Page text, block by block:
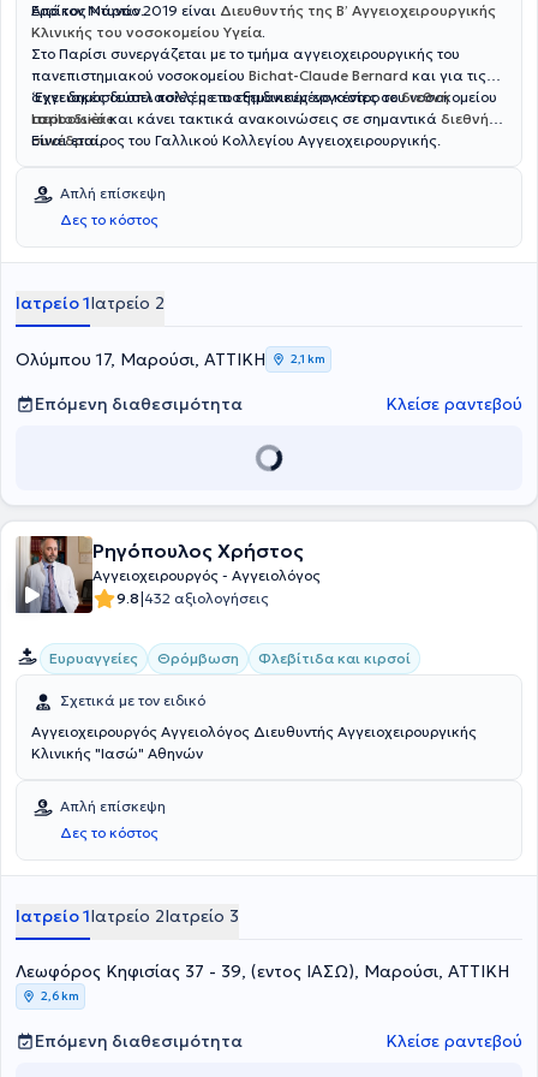
Ερρίκος Ντυνάν.
Από τον Μάρτιο 2019 είναι Διευθυντής της Β’ Αγγειοχειρουργικής
Κλινικής του νοσοκομείου Υγεία.
Στο Παρίσι συνεργάζεται με το τμήμα αγγειοχειρουργικής του
πανεπιστημιακού νοσοκομείου Bichat-Claude Bernard και για τις
αγγειακές δυσπλασίες με το εξειδικευμένο κέντρο του νοσοκομείου
Lariboisière.
‘Εχει δημοσιεύσει πολλές επιστημονικές εργασίες σεδιεθνή
περιοδικάκαι κάνει τακτικά ανακοινώσεις σε σημαντικά διεθνή
συνέδρια.
Είναι εταίρος του Γαλλικού Κολλεγίου Αγγειοχειρουργικής.
Απλή επίσκεψη
Δες το κόστος
Ιατρείο 1Ιατρείο 2
Ολύμπου 17, Μαρούσι, ΑΤΤΙΚΗ 2,1 km
Επόμενη διαθεσιμότητα Κλείσε ραντεβού
Ρηγόπουλος Χρήστος
Αγγειοχειρουργός - Αγγειολόγος
9.8|432 αξιολογήσεις
Ευρυαγγείες Θρόμβωση Φλεβίτιδα και κιρσοί
Σχετικά με τον ειδικό
Αγγειοχειρουργός Αγγειολόγος Διευθυντής Αγγειοχειρουργικής
Κλινικής "Ιασώ" Αθηνών
Απλή επίσκεψη
Δες το κόστος
Ιατρείο 1Ιατρείο 2Ιατρείο 3
Λεωφόρος Κηφισίας 37 - 39, (εντος ΙΑΣΩ), Μαρούσι, ΑΤΤΙΚΗ
2,6 km
Επόμενη διαθεσιμότητα Κλείσε ραντεβού